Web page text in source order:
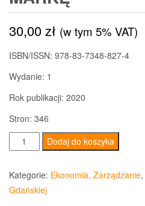
30,00zł (w tym 5% VAT)
ISBN/ISSN: 978-83-7348-827-4
Wydanie: 1
Rok publikacji: 2020
Stron: 346
ilość
Wpływ
cyfrowej
komunikacji
marketingowej
Dodaj do koszyka
Kategorie: Ekonomia, Zarządzanie,
Gdańskiej